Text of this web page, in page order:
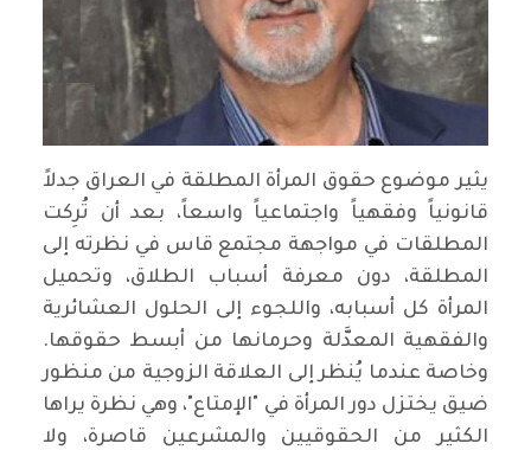
يثير موضوع حقوق المرأة المطلقة في العراق جدلاً
قانونياً وفقهياً واجتماعياً واسعاً، بعد أن تُرِكت
المطلقات في مواجهة مجتمع قاس في نظرته إلى
المطلقة، دون معرفة أسباب الطلاق، وتحميل
المرأة كل أسبابه، واللجوء إلى الحلول العشائرية
والفقهية المعدَّلة وحرمانها من أبسط حقوقها.
وخاصة عندما يُنظر إلى العلاقة الزوجية من منظور
ضيق يختزل دور المرأة في "الإمتاع"، وهي نظرة يراها
الكثير من الحقوقيين والمشرعين قاصرة، ولا